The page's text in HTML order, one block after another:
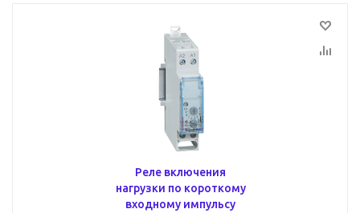
Реле включения
нагрузки по короткому
входному импульсу